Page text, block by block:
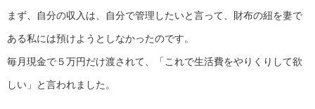
まず、自分の収入は、自分で管理したいと言って、財布の紐を妻で
ある私には預けようとしなかったのです。
毎月現金で５万円だけ渡されて、「これで生活費をやりくりして欲
しい」と言われました。